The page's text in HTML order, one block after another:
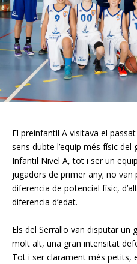
El preinfantil A visitava el
sens dubte l’equip més físic
Infantil Nivel A, tot i ser un
jugadors de primer any; no van
diferencia de potencial físic,
diferencia d’edat.
Els del Serrallo van disputar
molt alt, una gran intensitat
Tot i ser clarament més petits,